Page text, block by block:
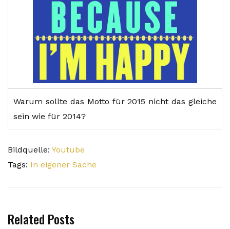
Warum sollte das Motto für 2015 nicht das gleiche
sein wie für 2014?
Bildquelle: Youtube
Tags: In eigener Sache
Related Posts